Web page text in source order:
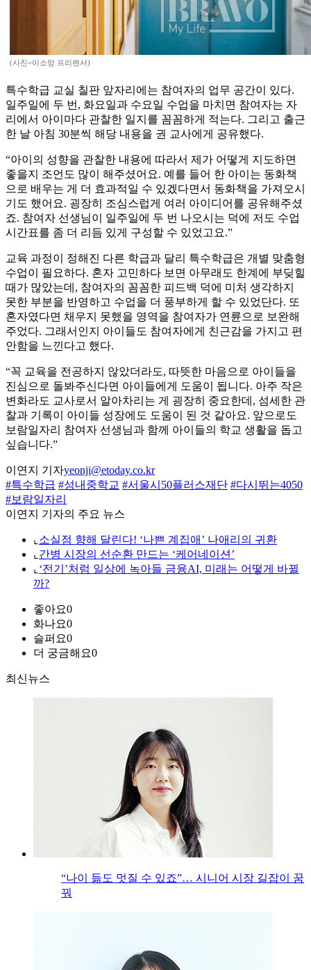
(사진=이소망 프리랜서)
특수학급 교실 칠판 앞자리에는 참여자의 업무 공간이 있다.
일주일에 두 번, 화요일과 수요일 수업을 마치면 참여자는 자
리에서 아이마다 관찰한 일지를 꼼꼼하게 적는다. 그리고 출근
한 날 아침 30분씩 해당 내용을 권 교사에게 공유했다.
“아이의 성향을 관찰한 내용에 따라서 제가 어떻게 지도하면
좋을지 조언도 많이 해주셨어요. 예를 들어 한 아이는 동화책
으로 배우는 게 더 효과적일 수 있겠다면서 동화책을 가져오시
기도 했어요. 굉장히 조심스럽게 여러 아이디어를 공유해주셨
죠. 참여자 선생님이 일주일에 두 번 나오시는 덕에 저도 수업
시간표를 좀 더 리듬 있게 구성할 수 있었고요.”
교육 과정이 정해진 다른 학급과 달리 특수학급은 개별 맞춤형
수업이 필요하다. 혼자 고민하다 보면 아무래도 한계에 부딪힐
때가 많았는데, 참여자의 꼼꼼한 피드백 덕에 미처 생각하지
못한 부분을 반영하고 수업을 더 풍부하게 할 수 있었단다. 또
혼자였다면 채우지 못했을 영역을 참여자가 연륜으로 보완해
주었다. 그래서인지 아이들도 참여자에게 친근감을 가지고 편
안함을 느낀다고 했다.
“꼭 교육을 전공하지 않았더라도, 따뜻한 마음으로 아이들을
진심으로 돌봐주신다면 아이들에게 도움이 됩니다. 아주 작은
변화라도 교사로서 알아차리는 게 굉장히 중요한데, 섬세한 관
찰과 기록이 아이들 성장에도 도움이 된 것 같아요. 앞으로도
보람일자리 참여자 선생님과 함께 아이들의 학교 생활을 돕고
싶습니다.”
이연지 기자yeonji@etoday.co.kr
#특수학급 #성내중학교 #서울시50플러스재단 #다시뛰는4050
#보람일자리
이연지 기자의 주요 뉴스
⌞ 소실점 향해 달린다! ‘나쁜 계집애’ 나애리의 귀환
⌞ 간병 시장의 선순환 만드는 ‘케어네이션’
⌞ ‘전기’처럼 일상에 녹아들 금융AI, 미래는 어떻게 바뀔
까?
좋아요0
화나요0
슬퍼요0
더 궁금해요0
최신뉴스
“나이 듦도 멋질 수 있죠”… 시니어 시장 길잡이 꿈
꿔